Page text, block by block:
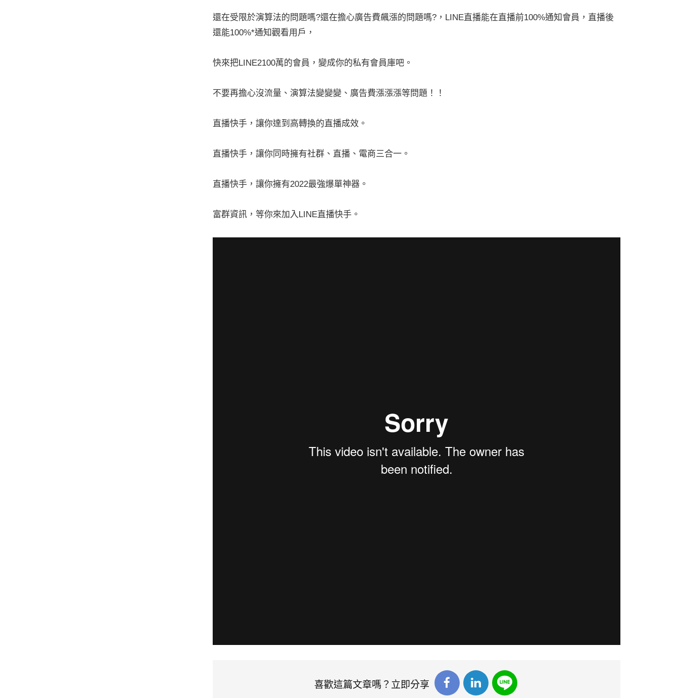
還在受限於演算法的問題嗎?還在擔心廣告費飆漲的問題嗎?，LINE直播能在直播前100%通知會員，直播後
還能100%*通知觀看用戶，
快來把LINE2100萬的會員，變成你的私有會員庫吧。
不要再擔心沒流量、演算法變變變、廣告費漲漲漲等問題！！
直播快手，讓你達到高轉換的直播成效。
直播快手，讓你同時擁有社群、直播、電商三合一。
直播快手，讓你擁有2022最強爆單神器。
富群資訊，等你來加入LINE直播快手。
喜歡這篇文章嗎？立即分享